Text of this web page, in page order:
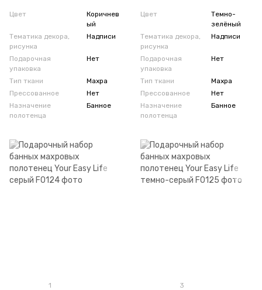
Цвет
Коричнев
ый
Тематика декора,
рисунка
Надписи
Подарочная
упаковка
Нет
Тип ткани
Махра
Прессованное
Нет
Назначение
полотенца
Банное
Цвет
Темно-
зелёный
Тематика декора,
рисунка
Надписи
Подарочная
упаковка
Нет
Тип ткани
Махра
Прессованное
Нет
Назначение
полотенца
Банное
1
3